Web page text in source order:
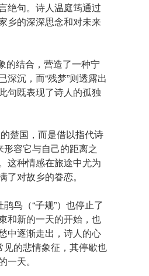
绝句。诗人温庭筠通过
乡的深深思念和对未来
的结合，营造了一种宁
沉，而“残梦”则透露出
句既表现了诗人的孤独
楚国，而是借以指代诗
形容它与自己的距离之
这种情感在旅途中尤为
对故乡的眷恋。
鸟（“子规”）也停止了
和新的一天的开始，也
中逐渐走出，诗人的心
见的悲情象征，其停歇也
天。